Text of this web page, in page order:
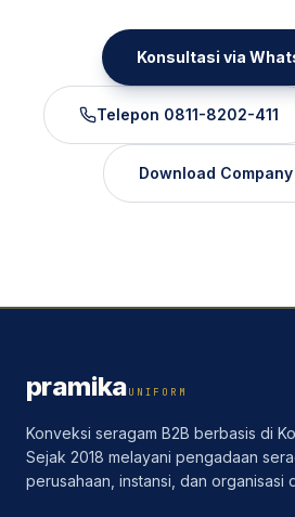
Konsultasi via
Telepon 0811-8202-411
Download
pramikaUNIFORM
Konveksi seragam B2B berbasis di
Sejak 2018 melayani pengadaan
perusahaan, instansi, dan organisasi